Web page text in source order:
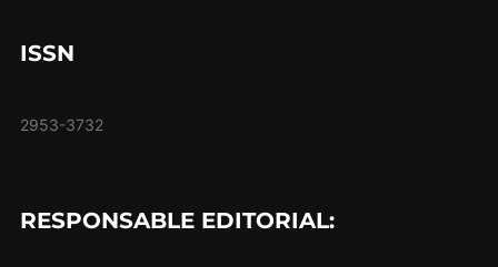
ISSN
2953-3732
RESPONSABLE EDITORIAL: